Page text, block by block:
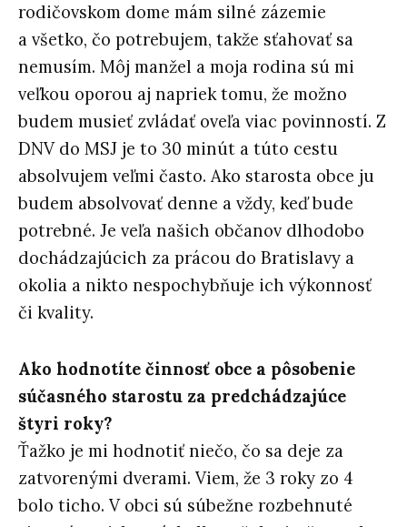
rodičovskom dome mám silné zázemie
a všetko, čo potrebujem, takže sťahovať sa
nemusím. Môj manžel a moja rodina sú mi
veľkou oporou aj napriek tomu, že možno
budem musieť zvládať oveľa viac povinností. Z
DNV do MSJ je to 30 minút a túto cestu
absolvujem veľmi často. Ako starosta obce ju
budem absolvovať denne a vždy, keď bude
potrebné. Je veľa našich občanov dlhodobo
dochádzajúcich za prácou do Bratislavy a
okolia a nikto nespochybňuje ich výkonnosť
či kvality.
Ako hodnotíte činnosť obce a pôsobenie
súčasného starostu za predchádzajúce
štyri roky?
Ťažko je mi hodnotiť niečo, čo sa deje za
zatvorenými dverami. Viem, že 3 roky zo 4
bolo ticho. V obci sú súbežne rozbehnuté